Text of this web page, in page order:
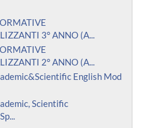
3° ANNO (A...
2° ANNO (A...
English Mod
Scientific